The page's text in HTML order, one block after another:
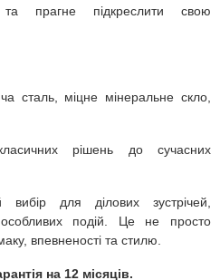
прагне підкреслити свою
сталь, міцне мінеральне скло,
рішень до сучасних
для ділових зустрічей,
подій. Це не просто
впевненості та стилю.
на 12 місяців.